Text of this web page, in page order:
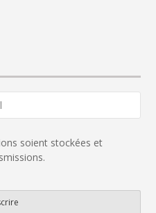
soient stockées et